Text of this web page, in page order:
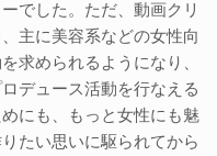
でした。ただ、動画クリ
主に美容系などの女性向
求められるようになり、
デュース活動を行なえる
にも、もっと女性にも魅
たい思いに駆られてから